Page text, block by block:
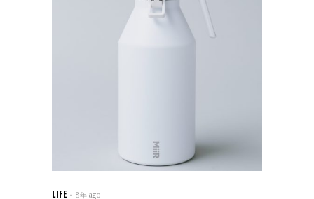
LIFE 8年 ago